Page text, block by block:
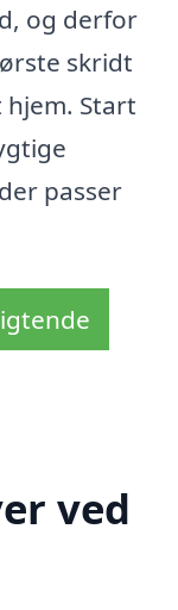
og derfor
skridt
Start
passer
ved